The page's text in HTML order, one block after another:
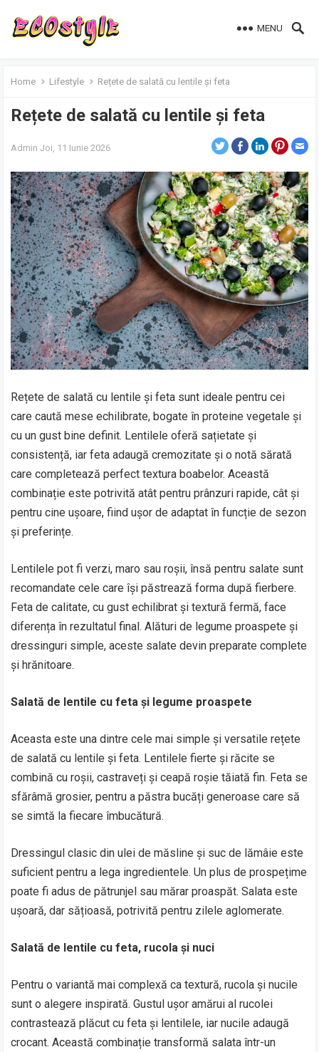
MENU
Home Lifestyle Rețete de salată cu lentile și feta
Rețete de salată cu lentile și feta
Admin Joi, 11 Iunie 2026
Rețete de salată cu lentile și feta sunt ideale pentru cei
care caută mese echilibrate, bogate în proteine vegetale și
cu un gust bine definit. Lentilele oferă sațietate și
consistență, iar feta adaugă cremozitate și o notă sărată
care completează perfect textura boabelor. Această
combinație este potrivită atât pentru prânzuri rapide, cât și
pentru cine ușoare, fiind ușor de adaptat în funcție de sezon
și preferințe.
Lentilele pot fi verzi, maro sau roșii, însă pentru salate sunt
recomandate cele care își păstrează forma după fierbere.
Feta de calitate, cu gust echilibrat și textură fermă, face
diferența în rezultatul final. Alături de legume proaspete și
dressinguri simple, aceste salate devin preparate complete
și hrănitoare.
Salată de lentile cu feta și legume proaspete
Aceasta este una dintre cele mai simple și versatile rețete
de salată cu lentile și feta. Lentilele fierte și răcite se
combină cu roșii, castraveți și ceapă roșie tăiată fin. Feta se
sfărâmă grosier, pentru a păstra bucăți generoase care să
se simtă la fiecare îmbucătură.
Dressingul clasic din ulei de măsline și suc de lămâie este
suficient pentru a lega ingredientele. Un plus de prospețime
poate fi adus de pătrunjel sau mărar proaspăt. Salata este
ușoară, dar sățioasă, potrivită pentru zilele aglomerate.
Salată de lentile cu feta, rucola și nuci
Pentru o variantă mai complexă ca textură, rucola și nucile
sunt o alegere inspirată. Gustul ușor amărui al rucolei
contrastează plăcut cu feta și lentilele, iar nucile adaugă
crocant. Această combinație transformă salata într-un